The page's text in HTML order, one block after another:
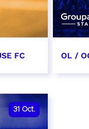
FC OL /
31 Oct.